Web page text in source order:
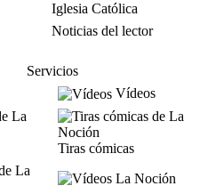
Iglesia Católica
Noticias del lector
Servicios
Vídeos
Tiras cómicas